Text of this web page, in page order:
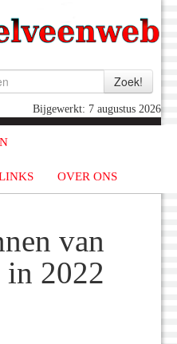
Bijgewerkt: 7 augustus 2026
OVER ONS
van
in 2022